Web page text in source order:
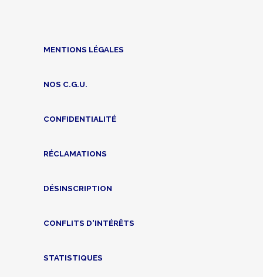
MENTIONS LÉGALES
NOS C.G.U.
CONFIDENTIALITÉ
RÉCLAMATIONS
DÉSINSCRIPTION
CONFLITS D'INTÉRÊTS
STATISTIQUES